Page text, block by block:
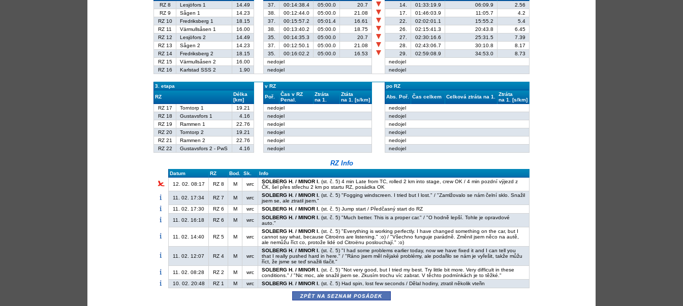
RZ 8
Lesjöfors 1 14.49 37. 00:14:38.4 05:00.0 20.7 14. 01:33:19.9 06:09.9
2.56
RZ 9
Sågen 1 14.23 38. 00:12:44.0 05:00.0 21.08 17. 01:46:03.9 11:05.7
4.2
RZ 10
Fredriksberg 1 18.15 37. 00:15:57.2 05:01.4 16.61 22. 02:02:01.1 15:55.2
5.4
RZ 11
Värmullsåsen 1 16.00 38. 00:13:40.2 05:00.0 18.75 26. 02:15:41.3 20:43.8
6.45
RZ 12
Lesjöfors 2 14.49 35. 00:14:35.3 05:00.0 20.7 27. 02:30:16.6 25:31.5
7.39
RZ 13
Sågen 2 14.23 37. 00:12:50.1 05:00.0 21.08 28. 02:43:06.7 30:10.8
8.17
RZ 14
Fredriksberg 2 18.15 35. 00:16:02.2 05:00.0 16.53 29. 02:59:08.9 34:53.0
8.73
RZ 15
Värmullsåsen 2 16.00 nedojel
nedojel
RZ 16
Karlstad SSS 2 1.90 nedojel nedojel
3. etapa v RZ
po RZ
RZ
Délka
[km]
Poř.
Čas v RZ
Penal.
Ztráta
na 1.
Ztáta
na 1. [s/km]
Abs. Poř. Čas celkem Celková ztráta na 1.
Ztráta
na 1. [s/km]
RZ 17
Torntorp 1 19.21 nedojel
nedojel
RZ 18
Gustavsfors 1 4.16 nedojel
nedojel
RZ 19
Rammen 1 22.76 nedojel
nedojel
RZ 20
Torntorp 2 19.21 nedojel
nedojel
RZ 21
Rammen 2 22.76 nedojel
nedojel
RZ 22
Gustavsfors 2 - PwS 4.16 nedojel nedojel
RZ Info
Datum RZ Bod. Sk.
Info
12. 02. 08:17
RZ 8 M wrc SOLBERG H. / MINOR I. (st. č. 5) 4 min Late from TC, rolled 2 km into stage, crew OK / 4 min pozdní výjezd z
ČK, šel přes střechu 2 km po startu RZ, posádka OK
11. 02. 17:34
RZ 7 M wrc SOLBERG H. / MINOR I. (st. č. 5) "Fogging windscreen. I tried but I lost." / "Zamlžovalo se nám čelní sklo. Snažil
jsem se, ale ztratil jsem."
11. 02. 17:30
RZ 6 M wrc SOLBERG H. / MINOR I. (st. č. 5) Jump start / Předčasný start do RZ
11. 02. 16:18
RZ 6 M wrc SOLBERG H. / MINOR I. (st. č. 5) "Much better. This is a proper car." / "O hodně lepší. Tohle je opravdové
auto."
11. 02. 14:40 RZ 5 M wrc
SOLBERG H. / MINOR I. (st. č. 5) "Everything is working perfectly. I have changed something on the car, but I
cannot say what, because Citroëns are listening." :o) / "Všechno funguje parádně. Změnil jsem něco na autě,
ale nemůžu říct co, protože lidé od Citroënu poslouchají." :o)
11. 02. 12:07 RZ 4 M wrc
SOLBERG H. / MINOR I. (st. č. 5) "I had some problems earlier today, now we have fixed it and I can tell you
that I really pushed hard in here." / "Ráno jsem měl nějaké problémy, ale podařilo se nám je vyřešit, takže můžu
říct, že jsme se teď snažili tlačit."
11. 02. 08:28
RZ 2 M wrc SOLBERG H. / MINOR I. (st. č. 5) "Not very good, but I tried my best. Try little bit more. Very difficult in these
conditions." / "Nic moc, ale snažil jsem se. Zkusím trochu víc zabrat. V těchto podmínkách je to těžké."
10. 02. 20:48
RZ 1 M wrc SOLBERG H. / MINOR I. (st. č. 5) Had spin, lost few seconds / Dělal hodiny, ztratil několik vteřin
zpět na seznam posádek